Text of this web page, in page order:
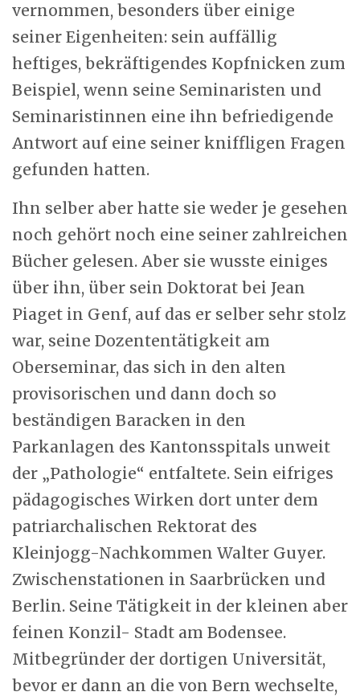
vernommen, besonders über einige
seiner Eigenheiten: sein auffällig
heftiges, bekräftigendes Kopfnicken zum
Beispiel, wenn seine Seminaristen und
Seminaristinnen eine ihn befriedigende
Antwort auf eine seiner kniffligen Fragen
gefunden hatten.
Ihn selber aber hatte sie weder je gesehen
noch gehört noch eine seiner zahlreichen
Bücher gelesen. Aber sie wusste einiges
über ihn, über sein Doktorat bei Jean
Piaget in Genf, auf das er selber sehr stolz
war, seine Dozententätigkeit am
Oberseminar, das sich in den alten
provisorischen und dann doch so
beständigen Baracken in den
Parkanlagen des Kantonsspitals unweit
der „Pathologie“ entfaltete. Sein eifriges
pädagogisches Wirken dort unter dem
patriarchalischen Rektorat des
Kleinjogg-Nachkommen Walter Guyer.
Zwischenstationen in Saarbrücken und
Berlin. Seine Tätigkeit in der kleinen aber
feinen Konzil- Stadt am Bodensee.
Mitbegründer der dortigen Universität,
bevor er dann an die von Bern wechselte,